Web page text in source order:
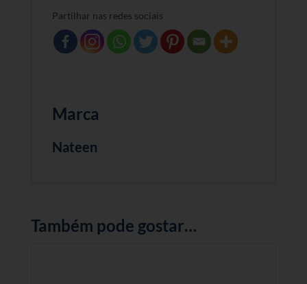
Partilhar nas redes sociais
Marca
Nateen
Também pode gostar…